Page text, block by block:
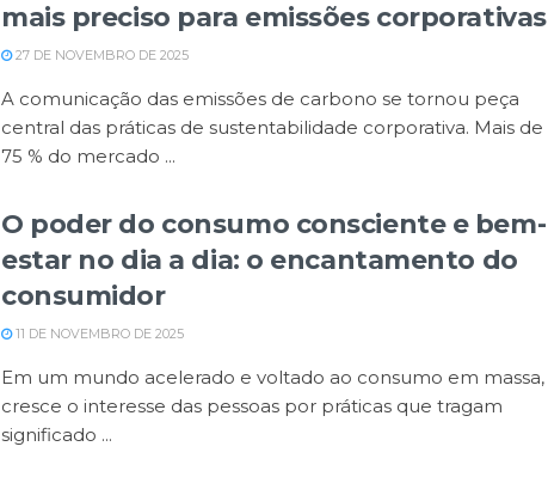
mais preciso para emissões corporativas
27 DE NOVEMBRO DE 2025
A comunicação das emissões de carbono se tornou peça
central das práticas de sustentabilidade corporativa. Mais de
75 % do mercado ...
O poder do consumo consciente e bem-
estar no dia a dia: o encantamento do
consumidor
11 DE NOVEMBRO DE 2025
Em um mundo acelerado e voltado ao consumo em massa,
cresce o interesse das pessoas por práticas que tragam
significado ...